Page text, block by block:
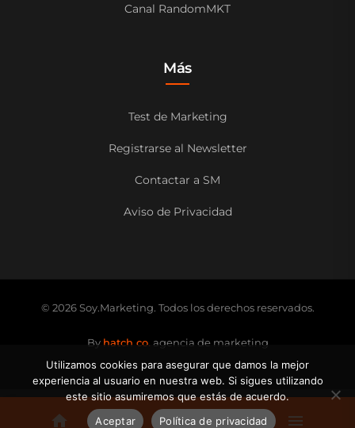
Canal RandomMKT
Más
Test de Marketing
Registrarse al Newsletter
Contactar a SM
Aviso de Privacidad
© 2026 Soy.Marketing. Todos los derechos reservados.
By hatch co. agencia de marketing
Utilizamos cookies para asegurar que damos la mejor
experiencia al usuario en nuestra web. Si sigues utilizando
este sitio asumiremos que estás de acuerdo.
Aceptar
Política de privacidad